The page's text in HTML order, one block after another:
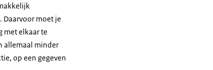
Daarvoor moet je
met elkaar te
allemaal minder
op een gegeven